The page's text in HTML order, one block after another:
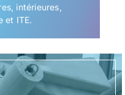
intérieures,
et ITE.